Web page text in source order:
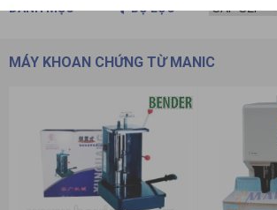
DANH MỤC BỘ LỌC
MÁY KHOAN CHỨNG TỪ MANIC